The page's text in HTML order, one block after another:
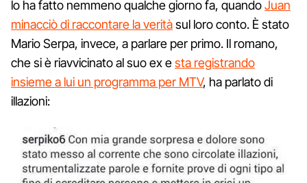
lo ha fatto nemmeno qualche giorno fa, quandoJuan
minacciò di raccontare la veritàsul loro conto. È stato
Mario Serpa, invece, a parlare per primo. Il romano,
che si è riavvicinato al suo ex esta registrando
insieme a lui un programma per MTV, ha parlato di
illazioni: